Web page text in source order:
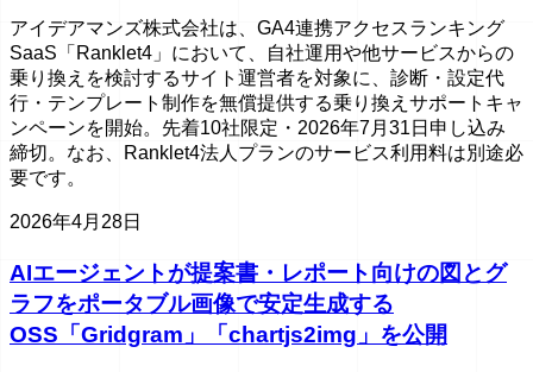
アイデアマンズ株式会社は、GA4連携アクセスランキング
SaaS「Ranklet4」において、自社運用や他サービスからの
乗り換えを検討するサイト運営者を対象に、診断・設定代
行・テンプレート制作を無償提供する乗り換えサポートキャ
ンペーンを開始。先着10社限定・2026年7月31日申し込み
締切。なお、Ranklet4法人プランのサービス利用料は別途必
要です。
2026年4月28日
AIエージェントが提案書・レポート向けの図とグ
ラフをポータブル画像で安定生成する
OSS「Gridgram」「chartjs2img」を公開